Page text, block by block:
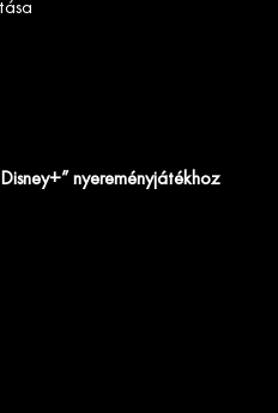
nyereményjátékhoz